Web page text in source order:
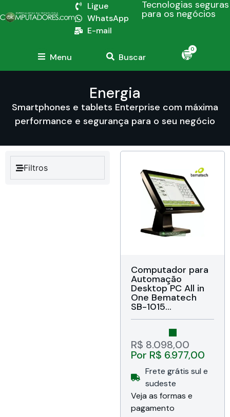
Ligue
WhatsApp
E-mail
Tecnologias seguras
para os negócios
Menu Buscar
0
Energia
Smartphones e tablets Enterprise com máxima
performance e segurança para o seu negócio
Filtros
Computador para
Automação
Desktop PC All in
One Bematech
SB-1015
(46SB5D103281)
8265U 4C/8T até
3.90GHz, 8GB
DDR4, SSD 256GB,
Tela Touch Screen
Capacitivo de 15″,
USB 3.0 / USB 2.0 /
2x Serial DB9 /
VGA, Áudio, Rede
RJ45, Bivolt,
R$ 8.098,00
Por R$ 6.977,00
Frete grátis sul e
sudeste
Veja as formas e
pagamento